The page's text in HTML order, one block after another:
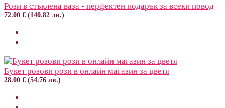
Рози в стъклена ваза - перфектен подарък за всеки повод
72.00 € (140.82 лв.)
Букет розови рози в онлайн магазин за цветя
28.00 € (54.76 лв.)